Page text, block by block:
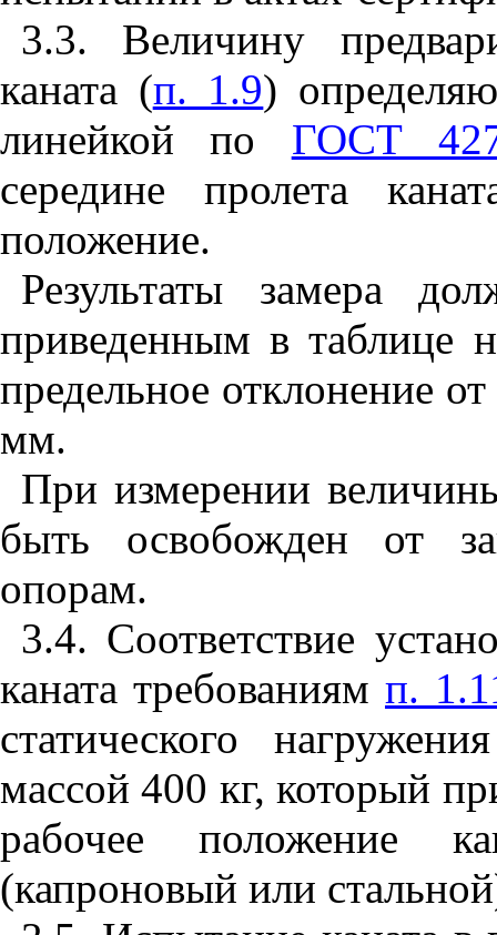
3.3. Величину
каната (п. 1.9)
линейкой по ГОСТ
середине пролета
положение.
Результаты замера
приведенным в таблице
предельное отклонение
мм.
При измерении
быть освобожден от
опорам.
3.4. Соответствие
каната требованиям п.
статического
массой 400 кг, который
рабочее положение
(капроновый или